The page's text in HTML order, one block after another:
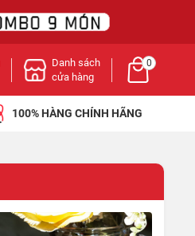
Danh sách
cửa hàng
0
100% HÀNG CHÍNH HÃNG